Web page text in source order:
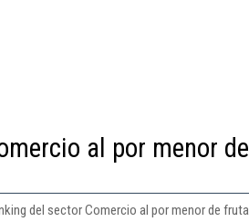
al por menor
del sector Comercio al por menor de